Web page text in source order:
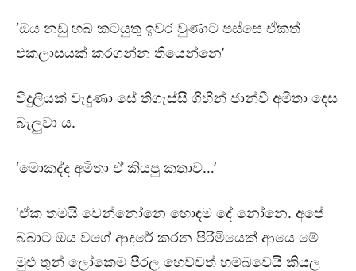
‘ඔය නඩු හබ කටයුතු ඉවර වුණාට පස්සෙ ඒකත්
එකලාසයක් කරගන්න තියෙන්නෙ’
විදුලියක් වැදුණා සේ තිගැස්සී ගිහින් ජාන්වී අමිතා දෙස
බැලුවා ය.
‘මොකද්ද අමිතා ඒ කියපු කතාව…’
‘ඒක තමයි වෙන්නෝනෙ හොඳම දේ නෝනෙ. අපේ
බබාට ඔය වගේ ආදරේ කරන පිරිමියෙක් ආයෙ මේ
මුළු තුන් ලෝකෙම පීරල හෙව්වත් හම්බවෙයි කියල